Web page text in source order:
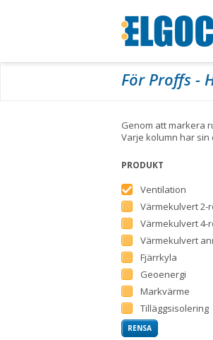
För Proffs -
Genom att markera
Varje kolumn har
PRODUKT
Ventilation
Värmekulvert 2-
Värmekulvert 4-
Värmekulvert
Fjärrkyla
Geoenergi
Markvärme
Tilläggsisolering
RENSA